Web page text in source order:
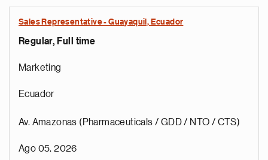
Sales Representative - Guayaquil, Ecuador
Regular, Full time
Marketing
Ecuador
Av. Amazonas (Pharmaceuticals / GDD / NTO / CTS)
Ago 05, 2026